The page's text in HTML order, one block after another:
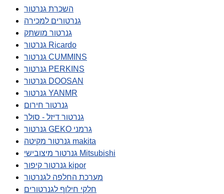
השכרת גנרטור
גנרטורים למכירה
גנרטור מושתק
גנרטור Ricardo
גנרטור CUMMINS
גנרטור PERKINS
גנרטור DOOSAN
גנרטור YANMR
גנרטור חירום
גנרטור דיזל - סולר
גנרטור GEKO גרמני
גנרטור מקיטה makita
גנרטור מיצובישי Mitsubishi
גנרטור קיפור kipor
מערכת החלפה לגנרטור
חלקי חילוף לגנרטורים